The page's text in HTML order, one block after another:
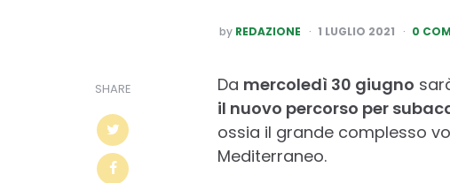
POSTED
BY
by REDAZIONE 1 LUGLIO 2021 0
SHARE Da mercoledì 30 giugno
il nuovo percorso per
ossia il grande complesso
Mediterraneo.